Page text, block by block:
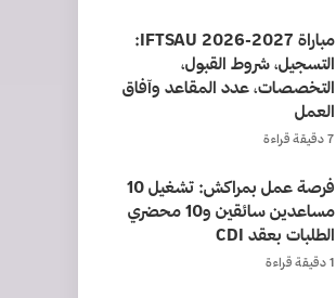
مباراة IFTSAU 2026-2027:
التسجيل، شروط القبول،
التخصصات، عدد المقاعد وآفاق
العمل
7 دقيقة قراءة
فرصة عمل بمراكش: تشغيل 10
مساعدين سائقين و10 محضري
الطلبات بعقد CDI
1 دقيقة قراءة